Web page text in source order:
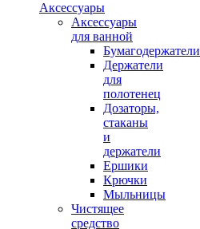
Аксессуары
Аксессуары
для ванной
Бумагодержатели
Держатели
для
полотенец
Дозаторы,
стаканы
и
держатели
Ершики
Крючки
Мыльницы
Чистящее
средство